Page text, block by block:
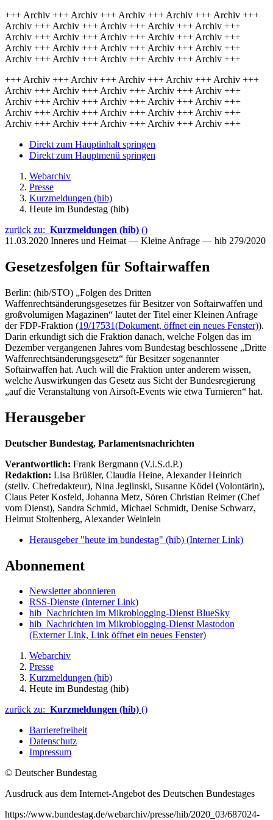
+++ Archiv +++ Archiv +++ Archiv +++ Archiv +++ Archiv +++
Archiv +++ Archiv +++ Archiv +++ Archiv +++ Archiv +++
Archiv +++ Archiv +++ Archiv +++ Archiv +++ Archiv +++
Archiv +++ Archiv +++ Archiv +++ Archiv +++ Archiv +++
Archiv +++ Archiv +++ Archiv +++ Archiv +++ Archiv +++
+++ Archiv +++ Archiv +++ Archiv +++ Archiv +++ Archiv +++
Archiv +++ Archiv +++ Archiv +++ Archiv +++ Archiv +++
Archiv +++ Archiv +++ Archiv +++ Archiv +++ Archiv +++
Archiv +++ Archiv +++ Archiv +++ Archiv +++ Archiv +++
Archiv +++ Archiv +++ Archiv +++ Archiv +++ Archiv +++
Direkt zum Hauptinhalt springen
Direkt zum Hauptmenü springen
Webarchiv
Presse
Kurzmeldungen (hib)
Heute im Bundestag (hib)
zurück zu: Kurzmeldungen (hib) ()
11.03.2020 Inneres und Heimat — Kleine Anfrage — hib 279/2020
Gesetzesfolgen für Softairwaffen
Berlin: (hib/STO) „Folgen des Dritten
Waffenrechtsänderungsgesetzes für Besitzer von Softairwaffen und
großvolumigen Magazinen“ lautet der Titel einer Kleinen Anfrage
der FDP-Fraktion (19/17531(Dokument, öffnet ein neues Fenster)).
Darin erkundigt sich die Fraktion danach, welche Folgen das im
Dezember vergangenen Jahres vom Bundestag beschlossene „Dritte
Waffenrechtsänderungsgesetz“ für Besitzer sogenannter
Softairwaffen hat. Auch will die Fraktion unter anderem wissen,
welche Auswirkungen das Gesetz aus Sicht der Bundesregierung
„auf die Veranstaltung von Airsoft-Events wie etwa Turnieren“ hat.
Herausgeber
Deutscher Bundestag, Parlamentsnachrichten
Verantwortlich: Frank Bergmann (V.i.S.d.P.)
Redaktion: Lisa Brüßler, Claudia Heine, Alexander Heinrich
(stellv. Chefredakteur), Nina Jeglinski, Susanne Ködel (Volontärin),
Claus Peter Kosfeld, Johanna Metz, Sören Christian Reimer (Chef
vom Dienst), Sandra Schmid, Michael Schmidt, Denise Schwarz,
Helmut Stoltenberg, Alexander Weinlein
Herausgeber "heute im bundestag" (hib) (Interner Link)
Abonnement
Newsletter abonnieren
RSS-Dienste (Interner Link)
hib_Nachrichten im Mikroblogging-Dienst BlueSky
hib_Nachrichten im Mikroblogging-Dienst Mastodon
(Externer Link, Link öffnet ein neues Fenster)
Webarchiv
Presse
Kurzmeldungen (hib)
Heute im Bundestag (hib)
zurück zu: Kurzmeldungen (hib) ()
Barrierefreiheit
Datenschutz
Impressum
© Deutscher Bundestag
Ausdruck aus dem Internet-Angebot des Deutschen Bundestages
https://www.bundestag.de/webarchiv/presse/hib/2020_03/687024-